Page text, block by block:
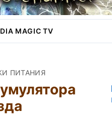
MAGIC TV
ПИТАНИЯ